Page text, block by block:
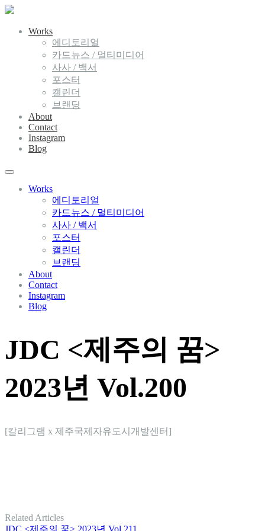
Works
에디토리얼
카드뉴스 / 멀티미디어
사사 / 백서
포스터
캘린더
브랜딩
About
Contact
Instagram
Blog
Works
에디토리얼
카드뉴스 / 멀티미디어
사사 / 백서
포스터
캘린더
브랜딩
About
Contact
Instagram
Blog
JDC <제주의 꿈>
2023년 Vol.200
[칼리그램 x 제주국제자유도시개발센터]
Related Articles